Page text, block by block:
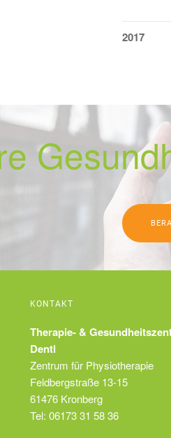
2017
KONTAKT
Therapie- &
Dentl
Zentrum für Physiotherapie
Feldbergstraße 13-15
61476 Kronberg
Tel: 06173 31 58 36